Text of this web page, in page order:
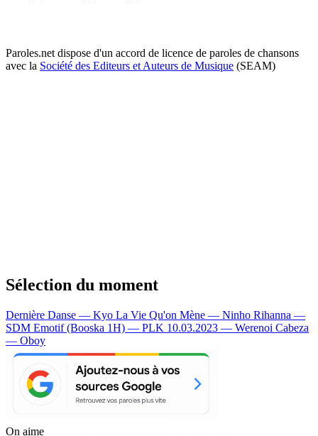
Paroles.net dispose d'un accord de licence de paroles de chansons
avec la Société des Editeurs et Auteurs de Musique (SEAM)
Sélection du moment
Dernière Danse — Kyo La Vie Qu'on Mène — Ninho Rihanna —
SDM Emotif (Booska 1H) — PLK 10.03.2023 — Werenoi Cabeza
— Oboy
On aime